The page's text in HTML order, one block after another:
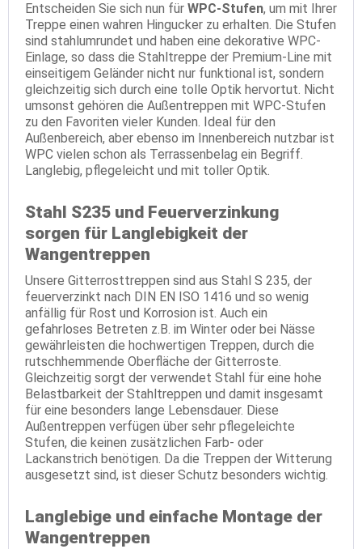
Entscheiden Sie sich nun für WPC-Stufen, um mit Ihrer
Treppe einen wahren Hingucker zu erhalten. Die Stufen
sind stahlumrundet und haben eine dekorative WPC-
Einlage, so dass die Stahltreppe der Premium-Line mit
einseitigem Geländer nicht nur funktional ist, sondern
gleichzeitig sich durch eine tolle Optik hervortut. Nicht
umsonst gehören die Außentreppen mit WPC-Stufen
zu den Favoriten vieler Kunden. Ideal für den
Außenbereich, aber ebenso im Innenbereich nutzbar ist
WPC vielen schon als Terrassenbelag ein Begriff.
Langlebig, pflegeleicht und mit toller Optik.
Stahl S235 und Feuerverzinkung
sorgen für Langlebigkeit der
Wangentreppen
Unsere Gitterrosttreppen sind aus Stahl S 235, der
feuerverzinkt nach DIN EN ISO 1416 und so wenig
anfällig für Rost und Korrosion ist. Auch ein
gefahrloses Betreten z.B. im Winter oder bei Nässe
gewährleisten die hochwertigen Treppen, durch die
rutschhemmende Oberfläche der Gitterroste.
Gleichzeitig sorgt der verwendet Stahl für eine hohe
Belastbarkeit der Stahltreppen und damit insgesamt
für eine besonders lange Lebensdauer. Diese
Außentreppen verfügen über sehr pflegeleichte
Stufen, die keinen zusätzlichen Farb- oder
Lackanstrich benötigen. Da die Treppen der Witterung
ausgesetzt sind, ist dieser Schutz besonders wichtig.
Langlebige und einfache Montage der
Wangentreppen